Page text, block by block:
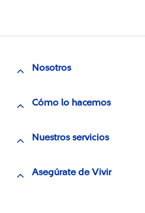
Nosotros
Cómo lo hacemos
Nuestros servicios
Asegúrate de Vivir